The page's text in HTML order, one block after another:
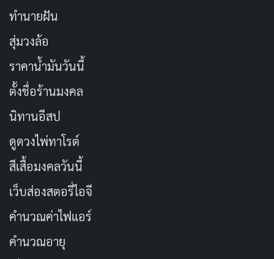
ของรายการ คิดว่า Ben มีคุณสมบัติที่จะเป็นผู้ชนะคนแรก
ผู้มีอำนาจของเขา ในตอนแรก พวกเขานำเสนอเขาในฐานะ
เวอร์ชันชายผิวขาวล่ำสันของ “Welfare Queens” ในภาษา
พูดของอเมริกายุค 1980s คนเกียจคร้านที่ไม่เห็นคุณค่าของ
อย่างสุจริต และความเกียจคร้านของเขาทำให้ลูกกำลังจะ
ตาย “เขากัดมือที่ให้อาหาร” Bobby T ตะโกนเร้าใจฝูงชน
“เพราะนั่นคือสิ่งที่สุนัขทำ!” Sheila ถูกใส่ร้ายเช่นกัน เธอ
และลูกต้องถูกย้ายไปที่อื่นเพื่อไม่ให้ผู้ชมกระหายเลือดฆ่า
เธอและทารก
Ben ไม่ย่อท้อ เขาทำตามสัญชาตญาณของตัวเองแทนที่จะ
ฟังคำแนะนำที่มีพิษของ Killian และเชื่อมต่อกับ
ทำนายฝัน
สุ่มวงล้อ
ราคาน้ำมันวันนี้
ตั้งชื่อร้านมงคล
นิทานอีสป
ดูดวงไพ่ทาโรต์
สีเสื้อมงคลวันนี้
เว็บส่องสตอรี่ไอจี
คำนวณค่าไฟแอร์
คำนวณอายุ